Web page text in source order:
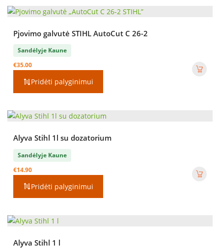
Pjovimo galvutė STIHL AutoCut C 26-2
Sandėlyje Kaune
€35.00
Pridėti palyginimui
Alyva Stihl 1l su dozatorium
Sandėlyje Kaune
€14.90
Pridėti palyginimui
Alyva Stihl 1 l